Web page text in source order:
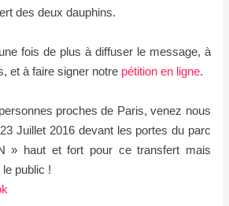
des deux dauphins.
fois de plus à diffuser le message, à
et à faire signer notre pétition en ligne.
proches de Paris, venez nous
Juillet 2016 devant les portes du parc
» haut et fort pour ce transfert mais
le public !